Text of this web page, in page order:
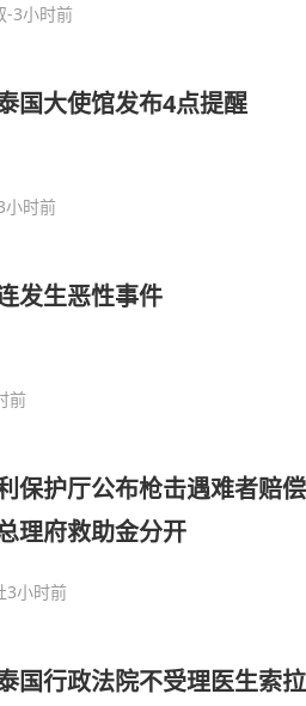
-3小时前
国大使馆发布4点提醒
小时前
发生恶性事件
前
保护厅公布枪击遇难者赔
理府救助金分开
3小时前
国行政法院不受理医生索